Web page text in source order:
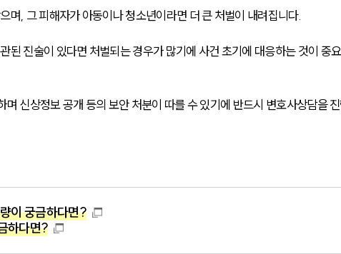
며, 그 피해자가 아동이나 청소년이라면 더 큰 처벌이 내려집니다.
된 진술이 있다면 처벌되는 경우가 많기에 사건 초기에 대응하는 것이 중
신상정보 공개 등의 보안 처분이 따를 수 있기에 반드시 변호사상담을
이 궁금하다면?
하다면?